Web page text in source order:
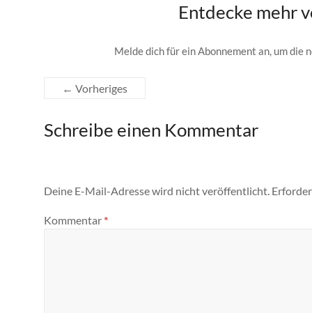
Entdecke mehr
Melde dich für ein Abonnement an, um
← Vorheriges
Schreibe einen Kommentar
Deine E-Mail-Adresse wird nicht veröffentlicht.
Kommentar *